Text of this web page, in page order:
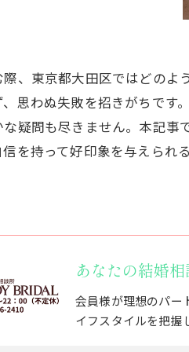
際、東京都大田区ではどの
思わぬ失敗を招きがちです
疑問も尽きません。本記
を持って好印象を与えられ
あなたの結婚
会員様が理想のパー
イフスタイルを把握